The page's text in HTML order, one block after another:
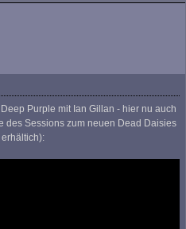
Purple mit Ian Gillan - hier nu auch
des Sessions zum neuen Dead Daisies